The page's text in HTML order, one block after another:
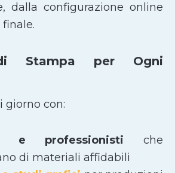
dalla configurazione online
Stampa per Ogni
giorno con:
e professionisti che
di materiali affidabili